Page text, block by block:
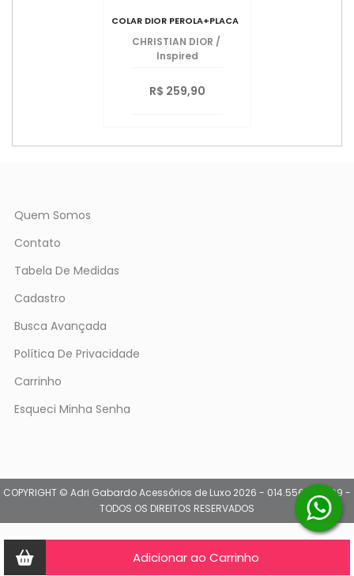
Adicionar ao Carrinho
COLAR DIOR PEROLA+PLACA
CHRISTIAN DIOR /
Inspired
R$ 259,90
Quem Somos
Contato
Tabela De Medidas
Cadastro
Busca Avançada
Política De Privacidade
Carrinho
Esqueci Minha Senha
COPYRIGHT © Adri Gabardo Acessórios de Luxo 2026 - 014.556.799-09 -
TODOS OS DIREITOS RESERVADOS
Olá, tudo bem, quer ser notificado sobre peças novas, e promoções?